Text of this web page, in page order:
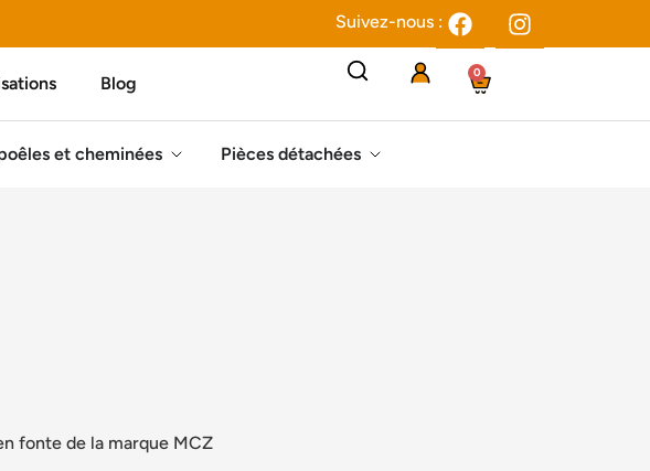
Suivez-nous :
Blog
0
et cheminées Pièces détachées
fonte de la marque MCZ